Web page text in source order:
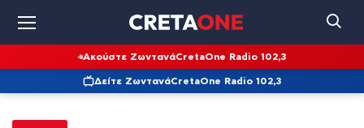
Ακούστε ΖωντανάCretaOne Radio 102,3
Δείτε ΖωντανάCretaOne Radio 102,3